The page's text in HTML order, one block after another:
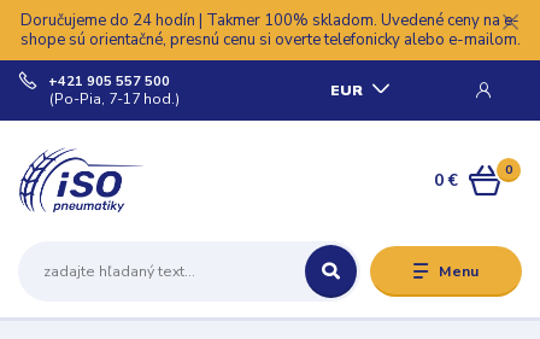
Doručujeme do 24 hodín | Takmer 100% skladom. Uvedené ceny na e-
shope sú orientačné, presnú cenu si overte telefonicky alebo e-mailom.
Menu
EUR
+421 905 557 500
(Po-Pia, 7-17 hod.)
0
0 €